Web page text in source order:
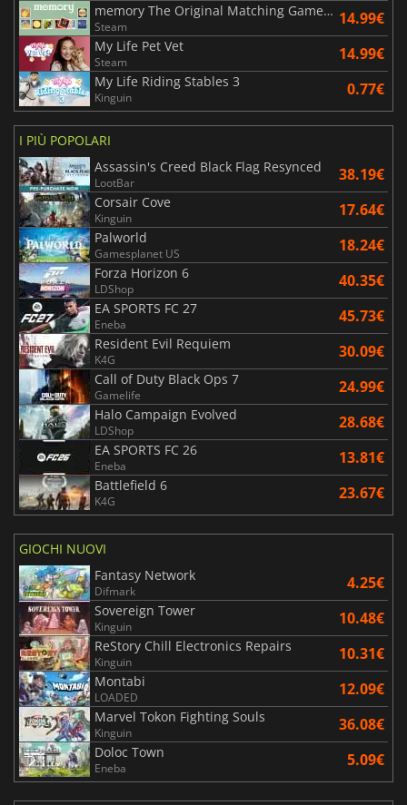
memory The Original Matching Game from Ravensburger
Steam 14.99€
My Life Pet Vet
Steam 14.99€
My Life Riding Stables 3
Kinguin 0.77€
I PIÙ POPOLARI
Assassin's Creed Black Flag Resynced
LootBar 38.19€
Corsair Cove
Kinguin 17.64€
Palworld
Gamesplanet US 18.24€
Forza Horizon 6
LDShop 40.35€
EA SPORTS FC 27
Eneba 45.73€
Resident Evil Requiem
K4G 30.09€
Call of Duty Black Ops 7
Gamelife 24.99€
Halo Campaign Evolved
LDShop 28.68€
EA SPORTS FC 26
Eneba 13.81€
Battlefield 6
K4G 23.67€
GIOCHI NUOVI
Fantasy Network
Difmark 4.25€
Sovereign Tower
Kinguin 10.48€
ReStory Chill Electronics Repairs
Kinguin 10.31€
Montabi
LOADED 12.09€
Marvel Tokon Fighting Souls
Kinguin 36.08€
Doloc Town
Eneba 5.09€